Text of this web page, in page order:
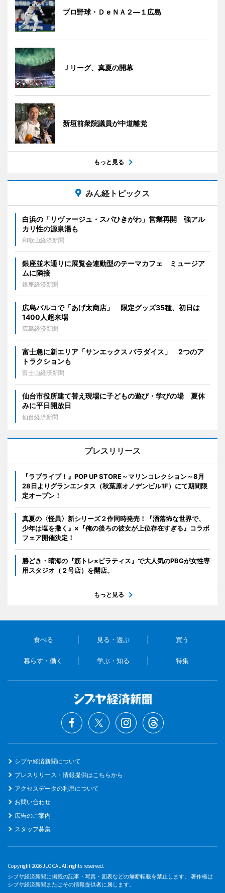
プロ野球・ＤｅＮＡ２―１広島
Ｊリーグ、真夏の開幕
新垣前衆院議員が中道離党
もっと見る
みん経トピックス
白浜の「リヴァージュ・スパひきがわ」営業再開 強アル
カリ性の源泉湯も
和歌山経済新聞
銀座並木通りに展覧会連動型のテーマカフェ ミュージア
ムに隣接
銀座経済新聞
広島パルコで「あげ太商店」 限定グッズ35種、初日は
1400人超来場
広島経済新聞
富士急に新エリア「サンエックス パラダイス」 2つのア
トラクションも
富士山経済新聞
仙台市役所建て替え現場に子どもの遊び・学びの場 夏休
みに平日開放日
仙台経済新聞
プレスリリース
『ラブライブ！』POP UP STORE～マリンコレクション～8月
28日よりグランエンタス（秋葉原オノデンビル1F）にて期間限
定オープン！
真夏の〈怪異〉新シリーズ２作同時発売！『洒落怖な世界で、
少年は塩を撒く』×『俺の後ろの彼女が上位存在すぎる』コラボ
フェア開催決定！
勝どき・晴海の『筋トレ×ピラティス』で大人気のPBGが女性専
用スタジオ（２号店）を開店。
もっと見る
食べる 見る・遊ぶ 買う
暮らす・働く 学ぶ・知る 特集
シブヤ経済新聞について
プレスリリース・情報提供はこちらから
アクセスデータの利用について
お問い合わせ
広告のご案内
スタッフ募集
Copyright 2026 JLOCAL All rights reserved.
シブヤ経済新聞に掲載の記事・写真・図表などの無断転載を禁止します。 著作権は
シブヤ経済新聞またはその情報提供者に属します。